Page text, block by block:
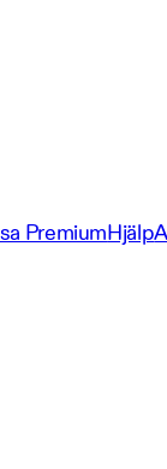
PremiumHjälp